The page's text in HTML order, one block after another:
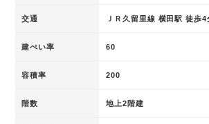
交通 ＪＲ久留里線 横田駅 徒歩4
建ぺい率 60
容積率 200
階数 地上2階建